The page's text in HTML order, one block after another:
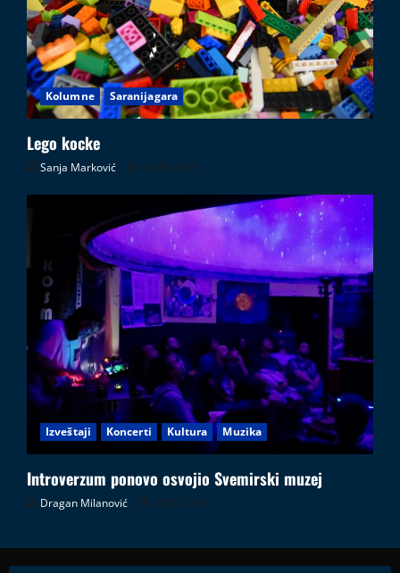
Kolumne Saranijagara
Lego kocke
Sanja Marković 02.08.2026
Izveštaji Koncerti Kultura Muzika
Introverzum ponovo osvojio Svemirski muzej
Dragan Milanović 28.07.2026